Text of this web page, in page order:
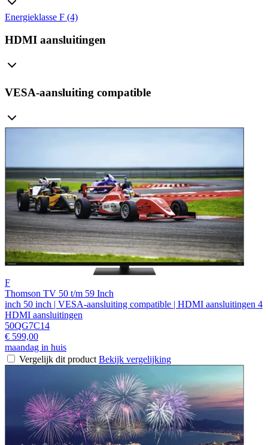
Energieklasse F (4)
HDMI aansluitingen
VESA-aansluiting compatible
F
Thomson TV 50 t/m 59 Inch
inch 50 inch | VESA-aansluiting compatible | HDMI aansluitingen 4
HDMI aansluitingen
50QG7C14
€ 599,00
maandag in huis
Vergelijk dit product Bekijk vergelijking